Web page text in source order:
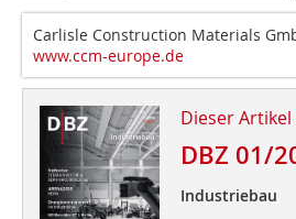
Carlisle Construction Materials
www.ccm-europe.de
Dieser
DBZ 01/
Industriebau